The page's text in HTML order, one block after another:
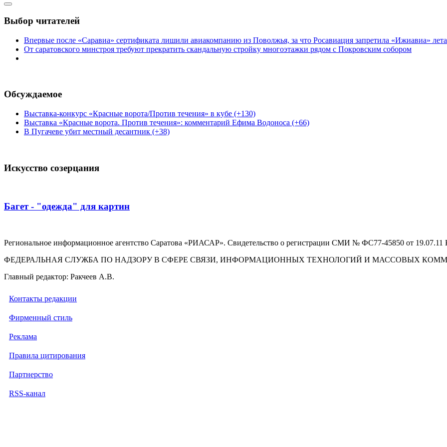
Выбор читателей
Впервые после «Саравиа» сертификата лишили авиакомпанию из Поволжья, за что Росавиация запретила «Ижиавиа»
От саратовского минстроя требуют прекратить скандальную стройку многоэтажки рядом с Покровским собором
Обсуждаемое
Выставка-конкурс «Красные ворота/Против течения» в кубе (+130)
Выставка «Красные ворота. Против течения»: комментарий Ефима Водоноса (+66)
В Пугачеве убит местный десантник (+38)
Искусство созерцания
Багет - "одежда" для картин
Региональное информационное агентство Саратова «РИАСАР». Свидетельство о регистрации СМИ № ФС77-45850 от
ФЕДЕРАЛЬНАЯ СЛУЖБА ПО НАДЗОРУ В СФЕРЕ СВЯЗИ, ИНФОРМАЦИОННЫХ ТЕХНОЛОГИЙ И МАССОВЫХ
Главный редактор: Ракчеев А.В.
Контакты редакции
Фирменный стиль
Реклама
Правила цитирования
Партнерство
RSS-канал